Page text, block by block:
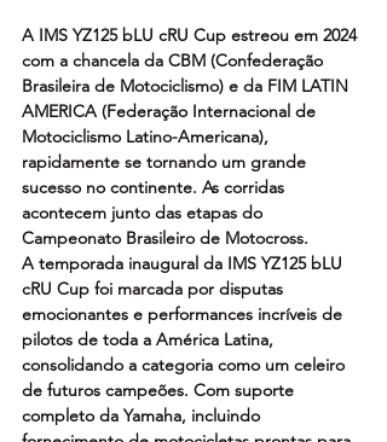
A IMS YZ125 bLU cRU Cup estreou em 2024
com a chancela da CBM (Confederação
Brasileira de Motociclismo) e da FIM LATIN
AMERICA (Federação Internacional de
Motociclismo Latino-Americana),
rapidamente se tornando um grande
sucesso no continente. As corridas
acontecem junto das etapas do
Campeonato Brasileiro de Motocross.
A temporada inaugural da IMS YZ125 bLU
cRU Cup foi marcada por disputas
emocionantes e performances incríveis de
pilotos de toda a América Latina,
consolidando a categoria como um celeiro
de futuros campeões. Com suporte
completo da Yamaha, incluindo